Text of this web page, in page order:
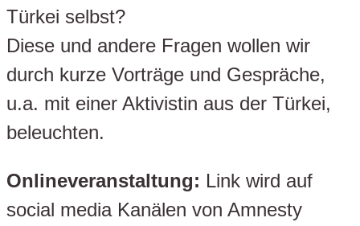
Türkei selbst?
Diese und andere Fragen wollen wir
durch kurze Vorträge und Gespräche,
u.a. mit einer Aktivistin aus der Türkei,
beleuchten.
Onlineveranstaltung: Link wird auf
social media Kanälen von Amnesty